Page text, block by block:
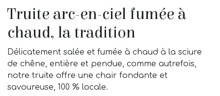
Truite arc-en-ciel fumée à
chaud, la tradition
Délicatement salée et fumée à chaud à la sciure
de chêne, entière et pendue, comme autrefois,
notre truite offre une chair fondante et
savoureuse, 100 % locale.